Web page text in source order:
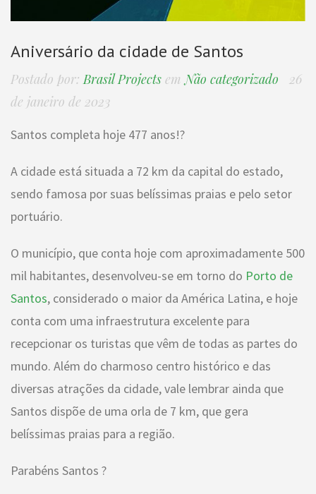
Aniversário da cidade de Santos
Postado por: Brasil Projects em Não categorizado
26
de janeiro de 2023
Santos completa hoje 477 anos!?
A cidade está situada a 72 km da capital do estado,
sendo famosa por suas belíssimas praias e pelo setor
portuário.
O município, que conta hoje com aproximadamente 500
mil habitantes, desenvolveu-se em torno do Porto de
Santos, considerado o maior da América Latina, e hoje
conta com uma infraestrutura excelente para
recepcionar os turistas que vêm de todas as partes do
mundo. Além do charmoso centro histórico e das
diversas atrações da cidade, vale lembrar ainda que
Santos dispõe de uma orla de 7 km, que gera
belíssimas praias para a região.
Parabéns Santos ?